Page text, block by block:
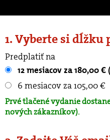
1. Vyberte si
Predplatiť na
12 mesiacov za 180,00
6 mesiacov za 105,00 €
Prvé tlačené vydanie
nových zákazníkov).